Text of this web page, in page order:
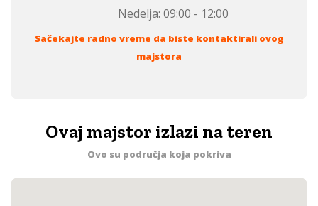
Nedelja: 09:00 - 12:00
Sačekajte radno vreme da biste kontaktirali ovog
majstora
Ovaj majstor izlazi na teren
Ovo su područja koja pokriva